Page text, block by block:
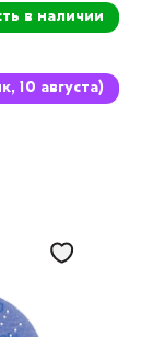
в наличии
10 августа)